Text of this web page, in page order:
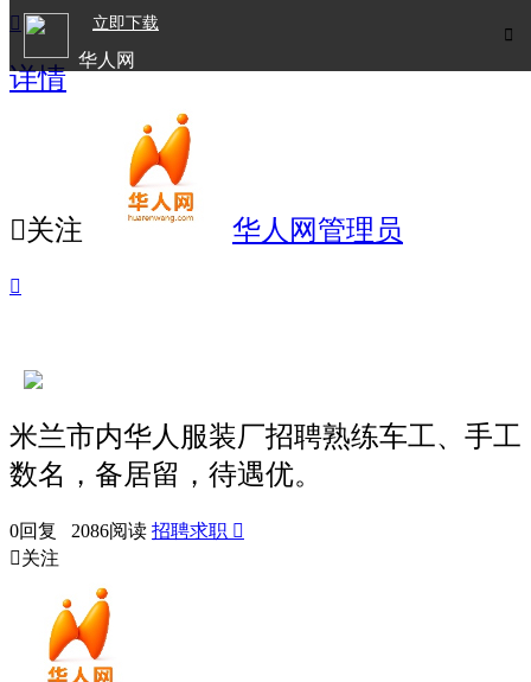

立即下载
华人网

详情
关注 华人网管理员

米兰市内华人服装厂招聘熟练车工、手工
数名，备居留，待遇优。
0回复 2086阅读 招聘求职 
关注